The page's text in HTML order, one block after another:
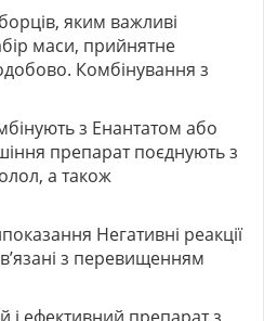
яким важливі
маси, прийнятне
Комбінування з
з Енантатом або
препарат поєднують з
а також
Негативні реакції
з перевищенням
і ефективний препарат з